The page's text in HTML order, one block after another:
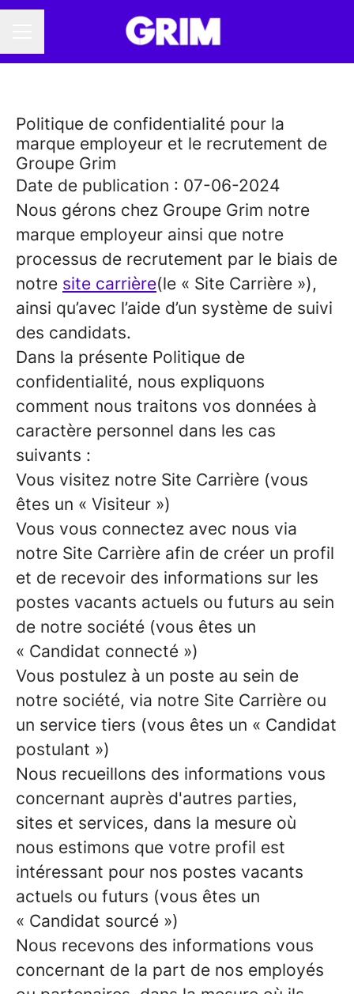
Politique de confidentialité pour la
marque employeur et le recrutement de
Groupe Grim
Date de publication : 07-06-2024
Nous gérons chez Groupe Grim notre
marque employeur ainsi que notre
processus de recrutement par le biais de
notre site carrière(le « Site Carrière »),
ainsi qu’avec l’aide d’un système de suivi
des candidats.
Dans la présente Politique de
confidentialité, nous expliquons
comment nous traitons vos données à
caractère personnel dans les cas
suivants :
Vous visitez notre Site Carrière (vous
êtes un « Visiteur »)
Vous vous connectez avec nous via
notre Site Carrière afin de créer un profil
et de recevoir des informations sur les
postes vacants actuels ou futurs au sein
de notre société (vous êtes un
« Candidat connecté »)
Vous postulez à un poste au sein de
notre société, via notre Site Carrière ou
un service tiers (vous êtes un « Candidat
postulant »)
Nous recueillons des informations vous
concernant auprès d'autres parties,
sites et services, dans la mesure où
nous estimons que votre profil est
intéressant pour nos postes vacants
actuels ou futurs (vous êtes un
« Candidat sourcé »)
Nous recevons des informations vous
concernant de la part de nos employés